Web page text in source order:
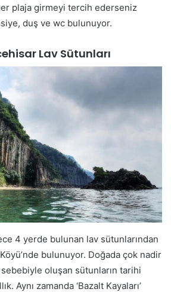
plaja girmeyi tercih ederseniz
duş ve wc bulunuyor.
Lav Sütunları
4 yerde bulunan lav sütunlarından
bulunuyor. Doğada çok nadir
oluşan sütunların tarihi
Aynı zamanda ‘Bazalt Kayaları’